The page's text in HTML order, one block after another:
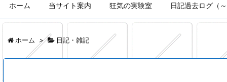
ホーム 当サイト案内 狂気の実験室 日記過去ログ（～
ホーム > 日記・雑記